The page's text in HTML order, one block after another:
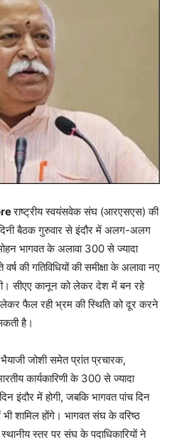
राष्ट्रीय स्वयंसवेक संघ (आरएसएस) की
दिनी बैठक गुरुवार से इंदौर में अलग-अलग
भागवत के अलावा 300 से ज्यादा
की गतिविधियों की समीक्षा के अलावा नए
सीएए कानून को लेकर देश में बन रहे
फैल रही भ्रम की स्थिति को दूर करने
है।
जोशी समेत प्रांत प्रचारक,
कार्यकारिणी के 300 से ज्यादा
इंदौर में होगी, जबकि भागवत पांच दिन
शामिल होंगे। भागवत संघ के वरिष्ठ
स्तर पर संघ के पदाधिकारियों ने